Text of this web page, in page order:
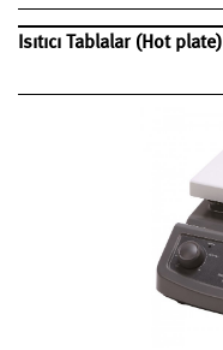
Isıtıcı Tablalar (Hot plate)